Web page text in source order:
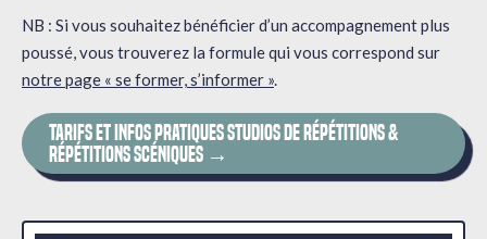
NB : Si vous souhaitez bénéficier d’un accompagnement plus
poussé, vous trouverez la formule qui vous correspond sur
notre page « se former, s’informer ».
TARIFS ET INFOS PRATIQUES STUDIOS DE RÉPÉTITIONS &
RÉPÉTITIONS SCÉNIQUES →